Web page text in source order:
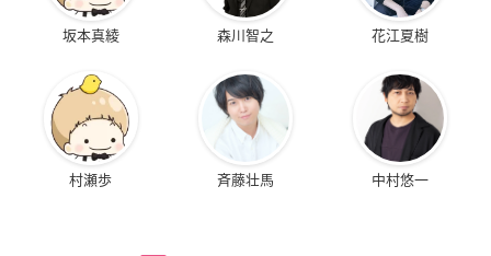
坂本真綾 森川智之 花江夏樹
村瀬歩 斉藤壮馬 中村悠一